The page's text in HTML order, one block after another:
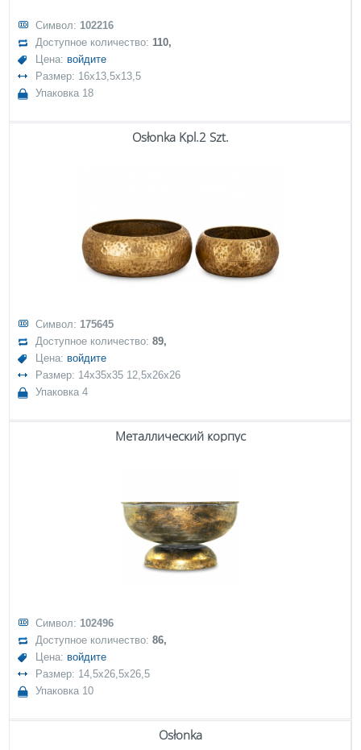
Символ: 102216
Доступное количество:110,
Цена: войдите
Размер: 16x13,5x13,5
Упаковка 18
Osłonka Kpl.2 Szt.
Символ: 175645
Доступное количество:89,
Цена: войдите
Размер: 14x35x35 12,5x26x26
Упаковка 4
Металлический корпус
Символ: 102496
Доступное количество:86,
Цена: войдите
Размер: 14,5x26,5x26,5
Упаковка 10
Osłonka